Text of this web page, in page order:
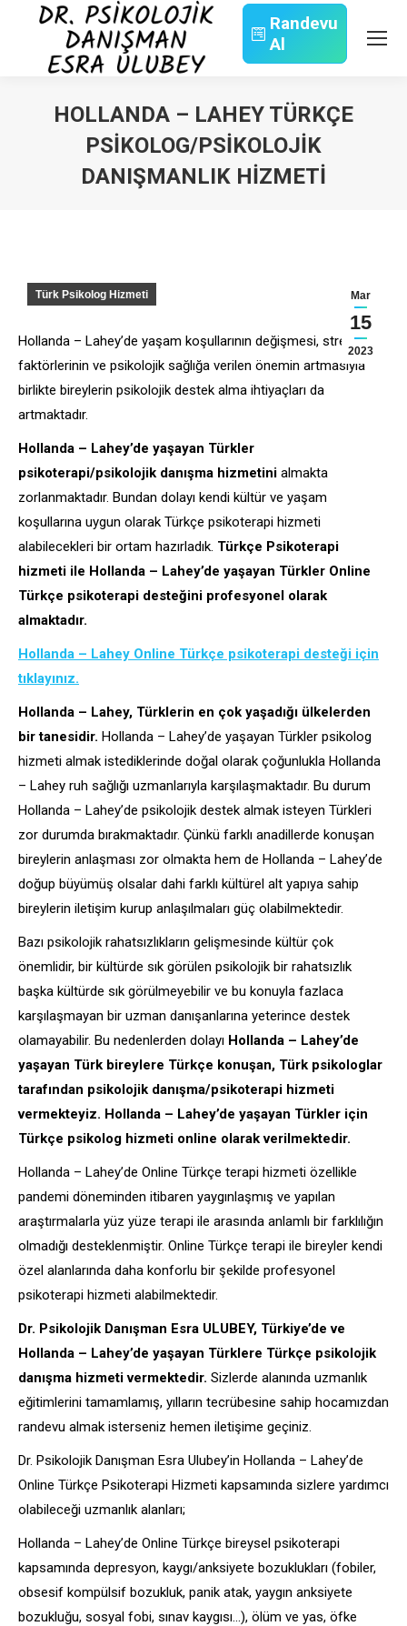
Randevu
Al
HOLLANDA – LAHEY TÜRKÇE
PSIKOLOG/PSIKOLOJIK
DANIŞMANLIK HIZMETI
Mar
15
2023
Türk Psikolog Hizmeti
Hollanda – Lahey’de yaşam koşullarının değişmesi, stres
faktörlerinin ve psikolojik sağlığa verilen önemin artmasıyla
birlikte bireylerin psikolojik destek alma ihtiyaçları da
artmaktadır.
Hollanda – Lahey’de yaşayan Türkler
psikoterapi/psikolojik danışma hizmetini almakta
zorlanmaktadır. Bundan dolayı kendi kültür ve yaşam
koşullarına uygun olarak Türkçe psikoterapi hizmeti
alabilecekleri bir ortam hazırladık. Türkçe Psikoterapi
hizmeti ile Hollanda – Lahey’de yaşayan Türkler Online
Türkçe psikoterapi desteğini profesyonel olarak
almaktadır.
Hollanda – Lahey Online Türkçe psikoterapi desteği için
tıklayınız.
Hollanda – Lahey, Türklerin en çok yaşadığı ülkelerden
bir tanesidir. Hollanda – Lahey’de yaşayan Türkler psikolog
hizmeti almak istediklerinde doğal olarak çoğunlukla Hollanda
– Lahey ruh sağlığı uzmanlarıyla karşılaşmaktadır. Bu durum
Hollanda – Lahey’de psikolojik destek almak isteyen Türkleri
zor durumda bırakmaktadır. Çünkü farklı anadillerde konuşan
bireylerin anlaşması zor olmakta hem de Hollanda – Lahey’de
doğup büyümüş olsalar dahi farklı kültürel alt yapıya sahip
bireylerin iletişim kurup anlaşılmaları güç olabilmektedir.
Bazı psikolojik rahatsızlıkların gelişmesinde kültür çok
önemlidir, bir kültürde sık görülen psikolojik bir rahatsızlık
başka kültürde sık görülmeyebilir ve bu konuyla fazlaca
karşılaşmayan bir uzman danışanlarına yeterince destek
olamayabilir. Bu nedenlerden dolayı Hollanda – Lahey’de
yaşayan Türk bireylere Türkçe konuşan, Türk psikologlar
tarafından psikolojik danışma/psikoterapi hizmeti
vermekteyiz. Hollanda – Lahey’de yaşayan Türkler için
Türkçe psikolog hizmeti online olarak verilmektedir.
Hollanda – Lahey’de Online Türkçe terapi hizmeti özellikle
pandemi döneminden itibaren yaygınlaşmış ve yapılan
araştırmalarla yüz yüze terapi ile arasında anlamlı bir farklılığın
olmadığı desteklenmiştir. Online Türkçe terapi ile bireyler kendi
özel alanlarında daha konforlu bir şekilde profesyonel
psikoterapi hizmeti alabilmektedir.
Dr. Psikolojik Danışman Esra ULUBEY, Türkiye’de ve
Hollanda – Lahey’de yaşayan Türklere Türkçe psikolojik
danışma hizmeti vermektedir. Sizlerde alanında uzmanlık
eğitimlerini tamamlamış, yılların tecrübesine sahip hocamızdan
randevu almak isterseniz hemen iletişime geçiniz.
Dr. Psikolojik Danışman Esra Ulubey’in Hollanda – Lahey’de
Online Türkçe Psikoterapi Hizmeti kapsamında sizlere yardımcı
olabileceği uzmanlık alanları;
Hollanda – Lahey’de Online Türkçe bireysel psikoterapi
kapsamında depresyon, kaygı/anksiyete bozuklukları (fobiler,
obsesif kompülsif bozukluk, panik atak, yaygın anksiyete
bozukluğu, sosyal fobi, sınav kaygısı…), ölüm ve yas, öfke